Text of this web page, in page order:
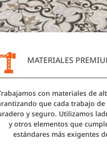
MATERIALES
con materiales de
que cada trabajo de
y seguro. Utilizamos
y otros elementos que
estándares más exigentes